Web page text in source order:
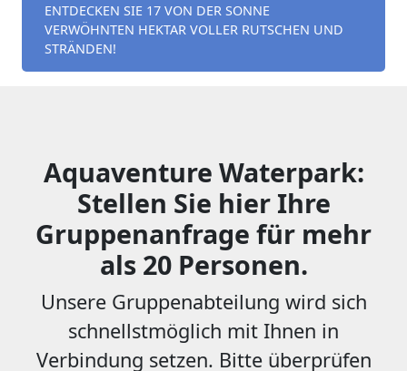
ENTDECKEN SIE 17 VON DER SONNE
VERWÖHNTEN HEKTAR VOLLER RUTSCHEN UND
STRÄNDEN!
Aquaventure Waterpark:
Stellen Sie hier Ihre
Gruppenanfrage für mehr
als 20 Personen.
Unsere Gruppenabteilung wird sich
schnellstmöglich mit Ihnen in
Verbindung setzen. Bitte überprüfen